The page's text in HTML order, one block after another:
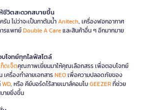
ชีวิตสะดวกสบายขึ้น
รัน ไม่ว่าจะเป็นกาต้มน้ำAnitech, เครื่องฟอกอากาศ
ารแพทย์Double A Careและสินค้าอื่น ๆ อีกมากมาย
โจทย์ทุกไลฟ์สไตล์
ดเจ็ตคุณภาพเยี่ยมมาให้คุณเลือกสรร เพื่อตอบโจทย์
เครื่องทำลายเอกสารNEOเพื่อความปลอดภัยของ
WD, หรือ คีย์บอร์ดไร้สายเมาส์คอมโบGEEZERที่ช่วย
ายยิ่งขึ้น